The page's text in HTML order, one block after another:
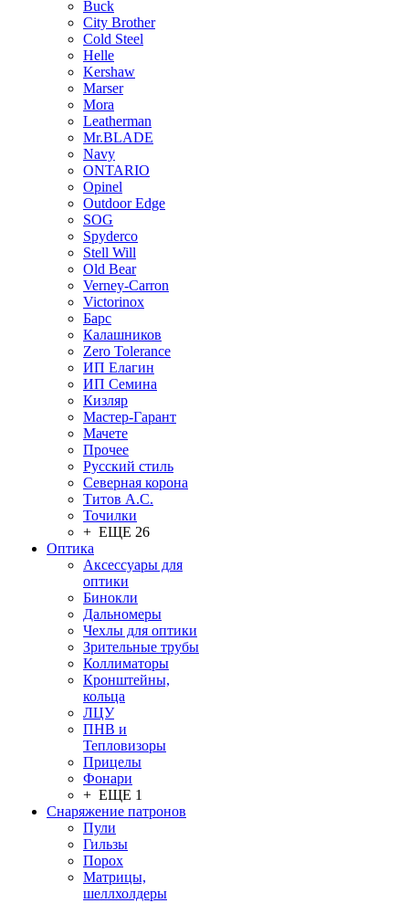
Buck
City Brother
Cold Steel
Helle
Kershaw
Marser
Mora
Leatherman
Mr.BLADE
Navy
ONTARIO
Opinel
Outdoor Edge
SOG
Spyderco
Stell Will
Old Bear
Verney-Carron
Victorinox
Барс
Калашников
Zero Tolerance
ИП Елагин
ИП Семина
Кизляр
Мастер-Гарант
Мачете
Прочее
Русский стиль
Северная корона
Титов А.С.
Точилки
+ ЕЩЕ 26
Оптика
Аксессуары для
оптики
Бинокли
Дальномеры
Чехлы для оптики
Зрительные трубы
Коллиматоры
Кронштейны,
кольца
ЛЦУ
ПНВ и
Тепловизоры
Прицелы
Фонари
+ ЕЩЕ 1
Снаряжение патронов
Пули
Гильзы
Порох
Матрицы,
шеллхолдеры